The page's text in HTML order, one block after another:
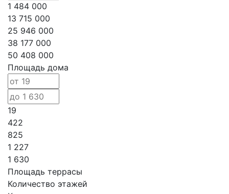
1 484 000
13 715 000
25 946 000
38 177 000
50 408 000
Площадь дома
19
422
825
1 227
1 630
Площадь террасы
Количество этажей